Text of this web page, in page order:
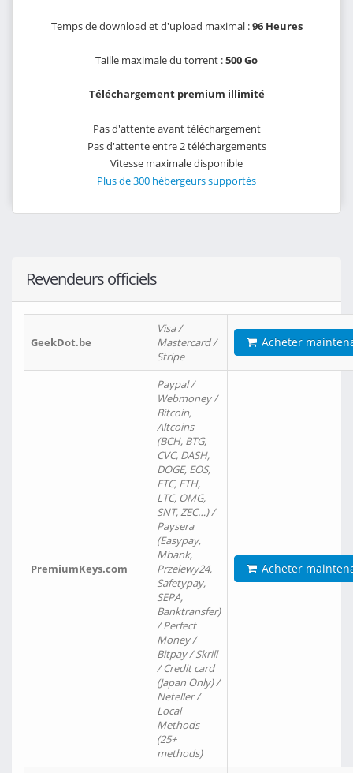
Temps de download et d'upload maximal :96 Heures
Taille maximale du torrent :500 Go
Téléchargement premium illimité
Pas d'attente avant téléchargement
Pas d'attente entre 2 téléchargements
Vitesse maximale disponible
Plus de 300 hébergeurs supportés
Revendeurs officiels
GeekDot.be
Visa /
Mastercard /
Stripe
Acheter
PremiumKeys.com
Paypal /
Webmoney /
Bitcoin,
Altcoins
(BCH, BTG,
CVC, DASH,
DOGE, EOS,
ETC, ETH,
LTC, OMG,
SNT, ZEC…) /
Paysera
(Easypay,
Mbank,
Przelewy24,
Safetypay,
SEPA,
Banktransfer)
/ Perfect
Money /
Bitpay / Skrill
/ Credit card
(Japan Only) /
Neteller /
Local
Methods
(25+
methods)
Acheter